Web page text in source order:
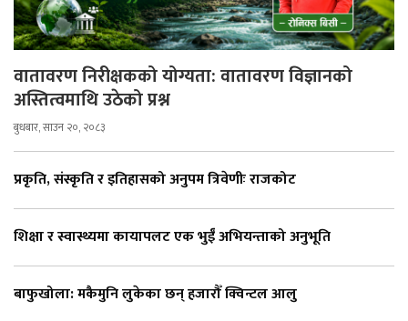
वातावरण निरीक्षकको योग्यता: वातावरण विज्ञानको
अस्तित्वमाथि उठेको प्रश्न
बुधबार, साउन २०, २०८३
प्रकृति, संस्कृति र इतिहासको अनुपम त्रिवेणीः राजकोट
शिक्षा र स्वास्थ्यमा कायापलट एक भुईँ अभियन्ताको अनुभूति
बाफुखोला: मकैमुनि लुकेका छन् हजारौँ क्विन्टल आलु